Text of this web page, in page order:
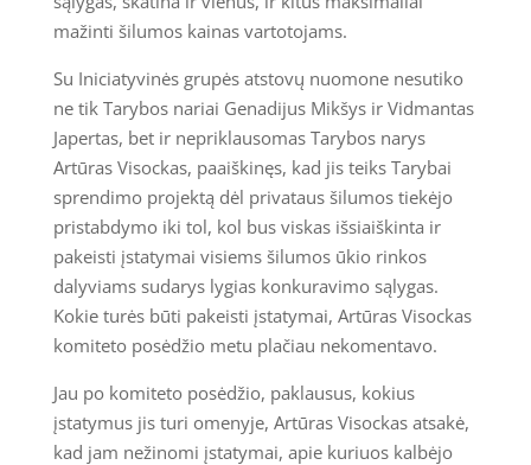
mažinti šilumos kainas vartotojams.
Su Iniciatyvinės grupės atstovų nuomone nesutiko
ne tik Tarybos nariai Genadijus Mikšys ir Vidmantas
Japertas, bet ir nepriklausomas Tarybos narys
Artūras Visockas, paaiškinęs, kad jis teiks Tarybai
sprendimo projektą dėl privataus šilumos tiekėjo
pristabdymo iki tol, kol bus viskas išsiaiškinta ir
pakeisti įstatymai visiems šilumos ūkio rinkos
dalyviams sudarys lygias konkuravimo sąlygas.
Kokie turės būti pakeisti įstatymai, Artūras Visockas
komiteto posėdžio metu plačiau nekomentavo.
Jau po komiteto posėdžio, paklausus, kokius
įstatymus jis turi omenyje, Artūras Visockas atsakė,
kad jam nežinomi įstatymai, apie kuriuos kalbėjo